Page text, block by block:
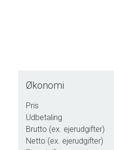
Økonomi
Pris
Udbetaling
Brutto (ex. ejerudgifter)
Netto (ex. ejerudgifter)